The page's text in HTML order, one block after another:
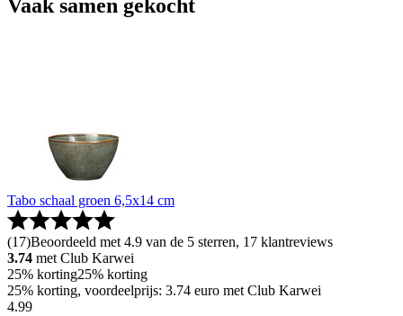
Vaak samen gekocht
Tabo schaal groen 6,5x14 cm
(17)Beoordeeld met 4.9 van de 5 sterren, 17 klantreviews
3.74 met Club Karwei
25% korting25% korting
25% korting, voordeelprijs: 3.74 euro met Club Karwei
4.99